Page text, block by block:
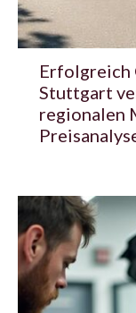
Erfolgreich
Stuttgart
regionalen